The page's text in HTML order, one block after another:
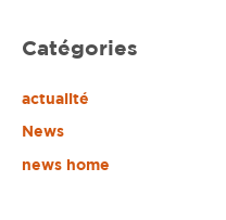
Catégories
actualité
News
news home